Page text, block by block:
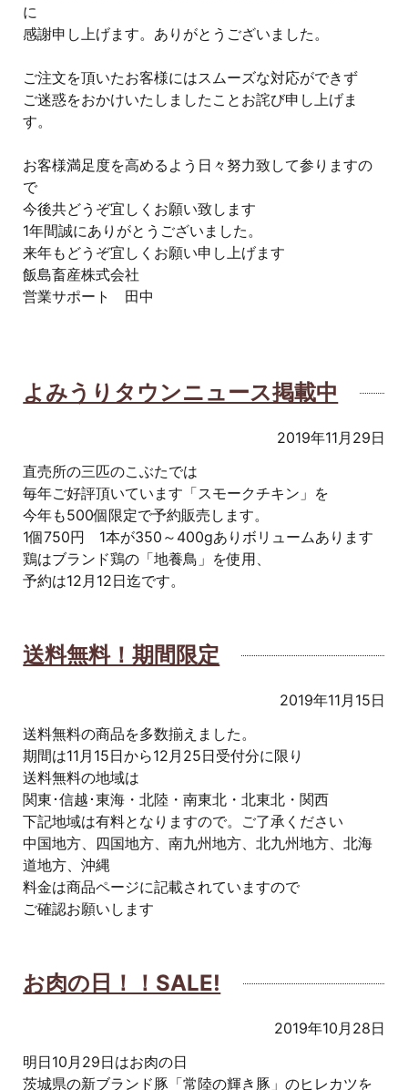
に
感謝申し上げます。ありがとうございました。
ご注文を頂いたお客様にはスムーズな対応ができず
ご迷惑をおかけいたしましたことお詫び申し上げま
す。
お客様満足度を高めるよう日々努力致して参りますの
で
今後共どうぞ宜しくお願い致します
1年間誠にありがとうございました。
来年もどうぞ宜しくお願い申し上げます
飯島畜産株式会社
営業サポート 田中
よみうりタウンニュース掲載中
2019年11月29日
直売所の三匹のこぶたでは
毎年ご好評頂いています「スモークチキン」を
今年も500個限定で予約販売します。
1個750円 1本が350～400gありボリュームあります
鶏はブランド鶏の「地養鳥」を使用、
予約は12月12日迄です。
送料無料！期間限定
2019年11月15日
送料無料の商品を多数揃えました。
期間は11月15日から12月25日受付分に限り
送料無料の地域は
関東･信越･東海・北陸・南東北・北東北・関西
下記地域は有料となりますので。ご了承ください
中国地方、四国地方、南九州地方、北九州地方、北海
道地方、沖縄
料金は商品ページに記載されていますので
ご確認お願いします
お肉の日！！SALE!
2019年10月28日
明日10月29日はお肉の日
茨城県の新ブランド豚「常陸の輝き豚」のヒレカツを